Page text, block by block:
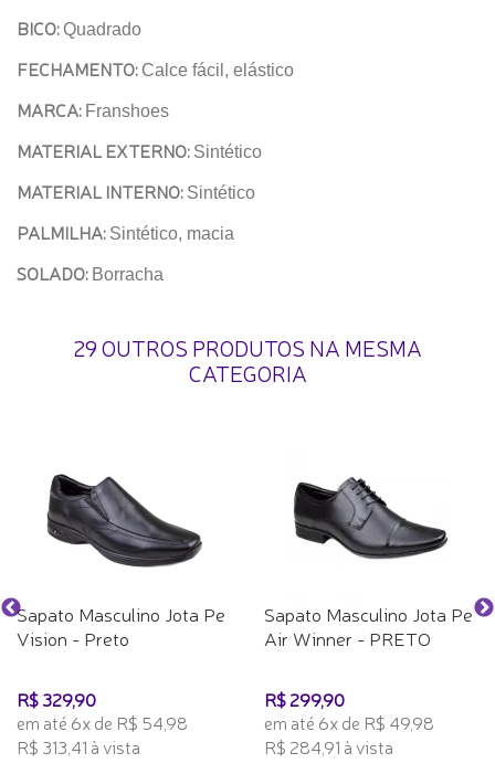
BICO:Quadrado
FECHAMENTO: Calce fácil, elástico
MARCA: Franshoes
MATERIAL EXTERNO: Sintético
MATERIAL INTERNO: Sintético
PALMILHA: Sintético, macia
SOLADO: Borracha
29 OUTROS PRODUTOS NA MESMA
CATEGORIA
Sapato Masculino Jota Pe
Vision - Preto
R$ 329,90
em até 6x de R$ 54,98
R$ 313,41 à vista
Sapato Masculino Jota Pe
Air Winner - PRETO
R$ 299,90
em até 6x de R$ 49,98
R$ 284,91 à vista